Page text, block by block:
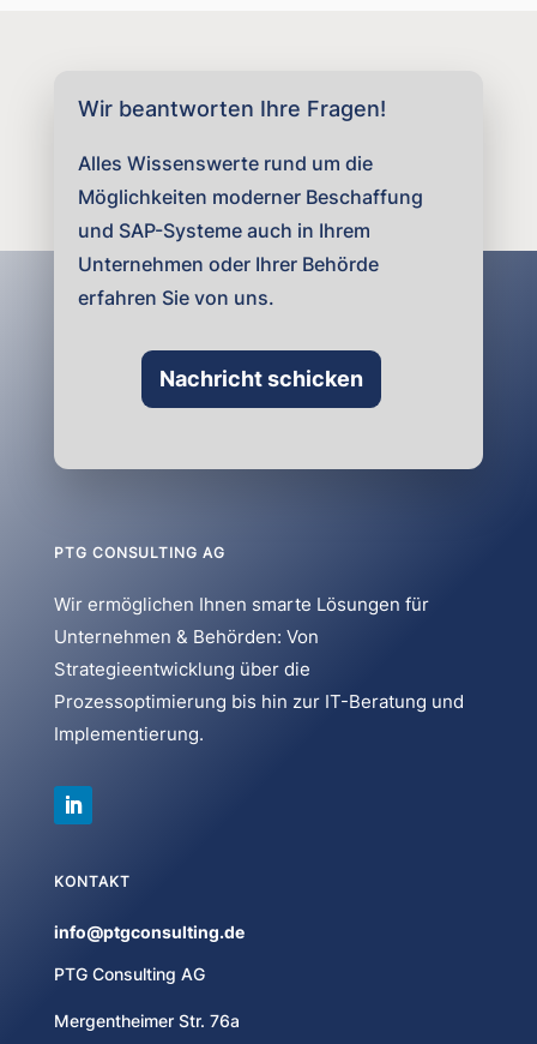
Wir beantworten Ihre Fragen!
Alles Wissenswerte rund um die
Möglichkeiten moderner Beschaffung
und SAP-Systeme auch in Ihrem
Unternehmen oder Ihrer Behörde
erfahren Sie von uns.
Nachricht schicken
PTG CONSULTING AG
Wir ermöglichen Ihnen smarte Lösungen für
Unternehmen & Behörden: Von
Strategieentwicklung über die
Prozessoptimierung bis hin zur IT-Beratung und
Implementierung.
KONTAKT
info@ptgconsulting.de
PTG Consulting AG
Mergentheimer Str. 76a